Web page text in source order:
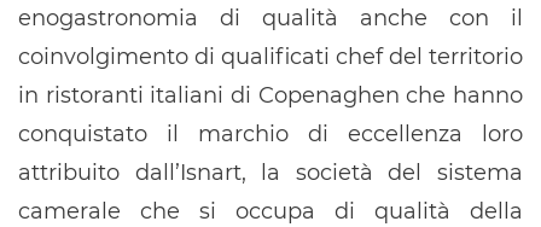
enogastronomia di qualità anche con il
coinvolgimento di qualificati chef del territorio
in ristoranti italiani di Copenaghen che hanno
conquistato il marchio di eccellenza loro
attribuito dall’Isnart, la società del sistema
camerale che si occupa di qualità della